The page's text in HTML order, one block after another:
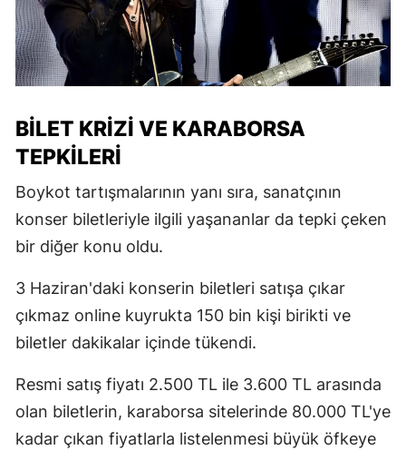
BILET KRIZI VE KARABORSA
TEPKILERI
Boykot tartışmalarının yanı sıra, sanatçının
konser biletleriyle ilgili yaşananlar da tepki çeken
bir diğer konu oldu.
3 Haziran'daki konserin biletleri satışa çıkar
çıkmaz online kuyrukta 150 bin kişi birikti ve
biletler dakikalar içinde tükendi.
Resmi satış fiyatı 2.500 TL ile 3.600 TL arasında
olan biletlerin, karaborsa sitelerinde 80.000 TL'ye
kadar çıkan fiyatlarla listelenmesi büyük öfkeye